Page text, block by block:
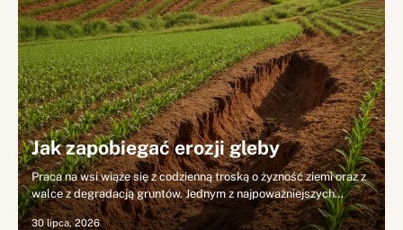
Jak zapobiegać erozji gleby
Praca na wsi wiąże się z codzienną troską o żyzność ziemi oraz z
walce z degradacją gruntów. Jednym z najpoważniejszych…
30 lipca, 2026